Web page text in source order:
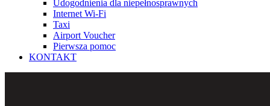
Udogodnienia dla niepełnosprawnych
Internet Wi-Fi
Taxi
Airport Voucher
Pierwsza pomoc
KONTAKT